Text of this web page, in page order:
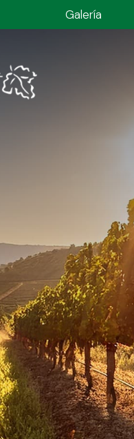
Galería